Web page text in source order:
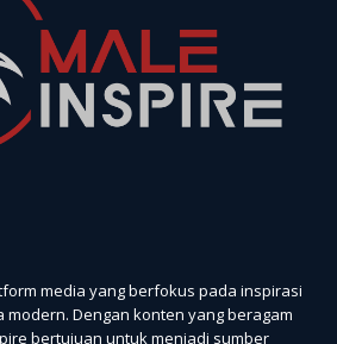
media yang berfokus pada inspirasi
Dengan konten yang beragam
bertujuan untuk menjadi sumber